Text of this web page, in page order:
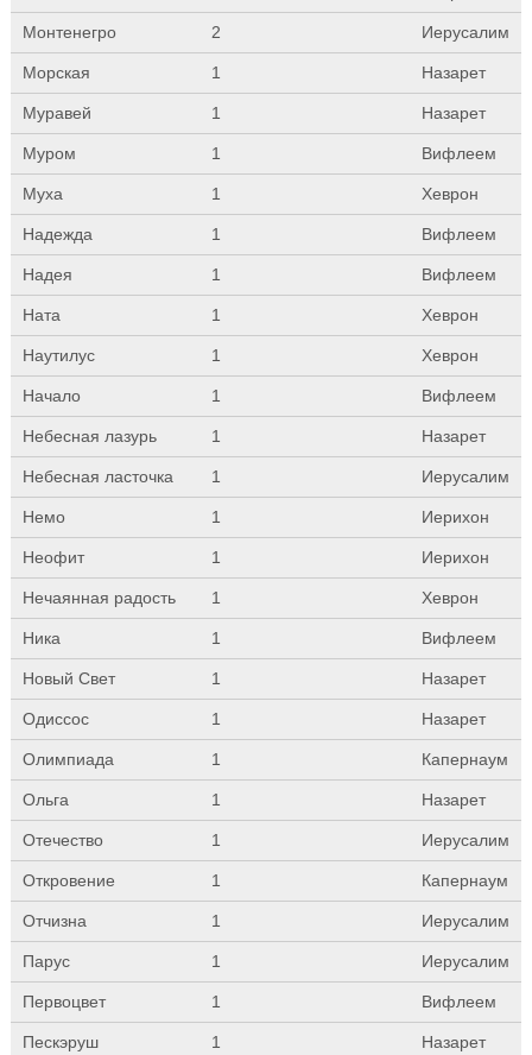
Монтенегро 2 Иерусалим
Морская 1 Назарет
Муравей 1 Назарет
Муром 1 Вифлеем
Муха 1 Хеврон
Надежда 1 Вифлеем
Надея 1 Вифлеем
Ната 1 Хеврон
Наутилус 1 Хеврон
Начало 1 Вифлеем
Небесная лазурь 1 Назарет
Небесная ласточка 1 Иерусалим
Немо 1 Иерихон
Неофит 1 Иерихон
Нечаянная радость 1 Хеврон
Ника 1 Вифлеем
Новый Свет 1 Назарет
Одиссос 1 Назарет
Олимпиада 1 Капернаум
Ольга 1 Назарет
Отечество 1 Иерусалим
Откровение 1 Капернаум
Отчизна 1 Иерусалим
Парус 1 Иерусалим
Первоцвет 1 Вифлеем
Пескэруш 1 Назарет